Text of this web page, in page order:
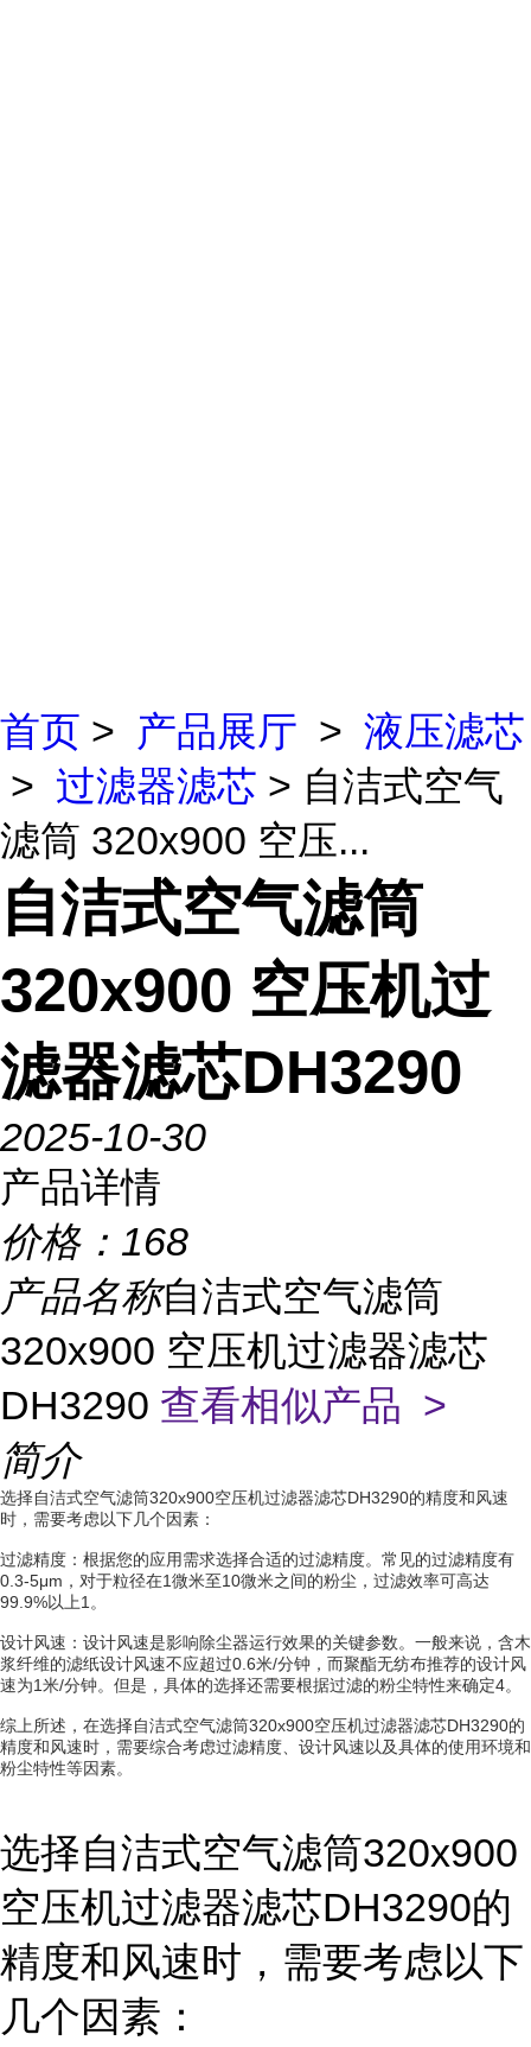
首页 > 产品展厅 > 液压滤芯
> 过滤器滤芯 > 自洁式空气
滤筒 320x900 空压...
自洁式空气滤筒
320x900 空压机过
滤器滤芯DH3290
2025-10-30
产品详情
价格： 168
产品名称自洁式空气滤筒
320x900 空压机过滤器滤芯
DH3290 查看相似产品 >
简介
选择自洁式空气滤筒320x900空压机过滤器滤芯DH3290的精度和风速
时，需要考虑以下几个因素：
过滤精度：根据您的应用需求选择合适的过滤精度。常见的过滤精度有
0.3-5μm，对于粒径在1微米至10微米之间的粉尘，过滤效率可高达
99.9%以上1。
设计风速：设计风速是影响除尘器运行效果的关键参数。一般来说，含木
浆纤维的滤纸设计风速不应超过0.6米/分钟，而聚酯无纺布推荐的设计风
速为1米/分钟。但是，具体的选择还需要根据过滤的粉尘特性来确定4。
综上所述，在选择自洁式空气滤筒320x900空压机过滤器滤芯DH3290的
精度和风速时，需要综合考虑过滤精度、设计风速以及具体的使用环境和
粉尘特性等因素。
选择自洁式空气滤筒320x900
空压机过滤器滤芯DH3290的
精度和风速时，需要考虑以下
几个因素：